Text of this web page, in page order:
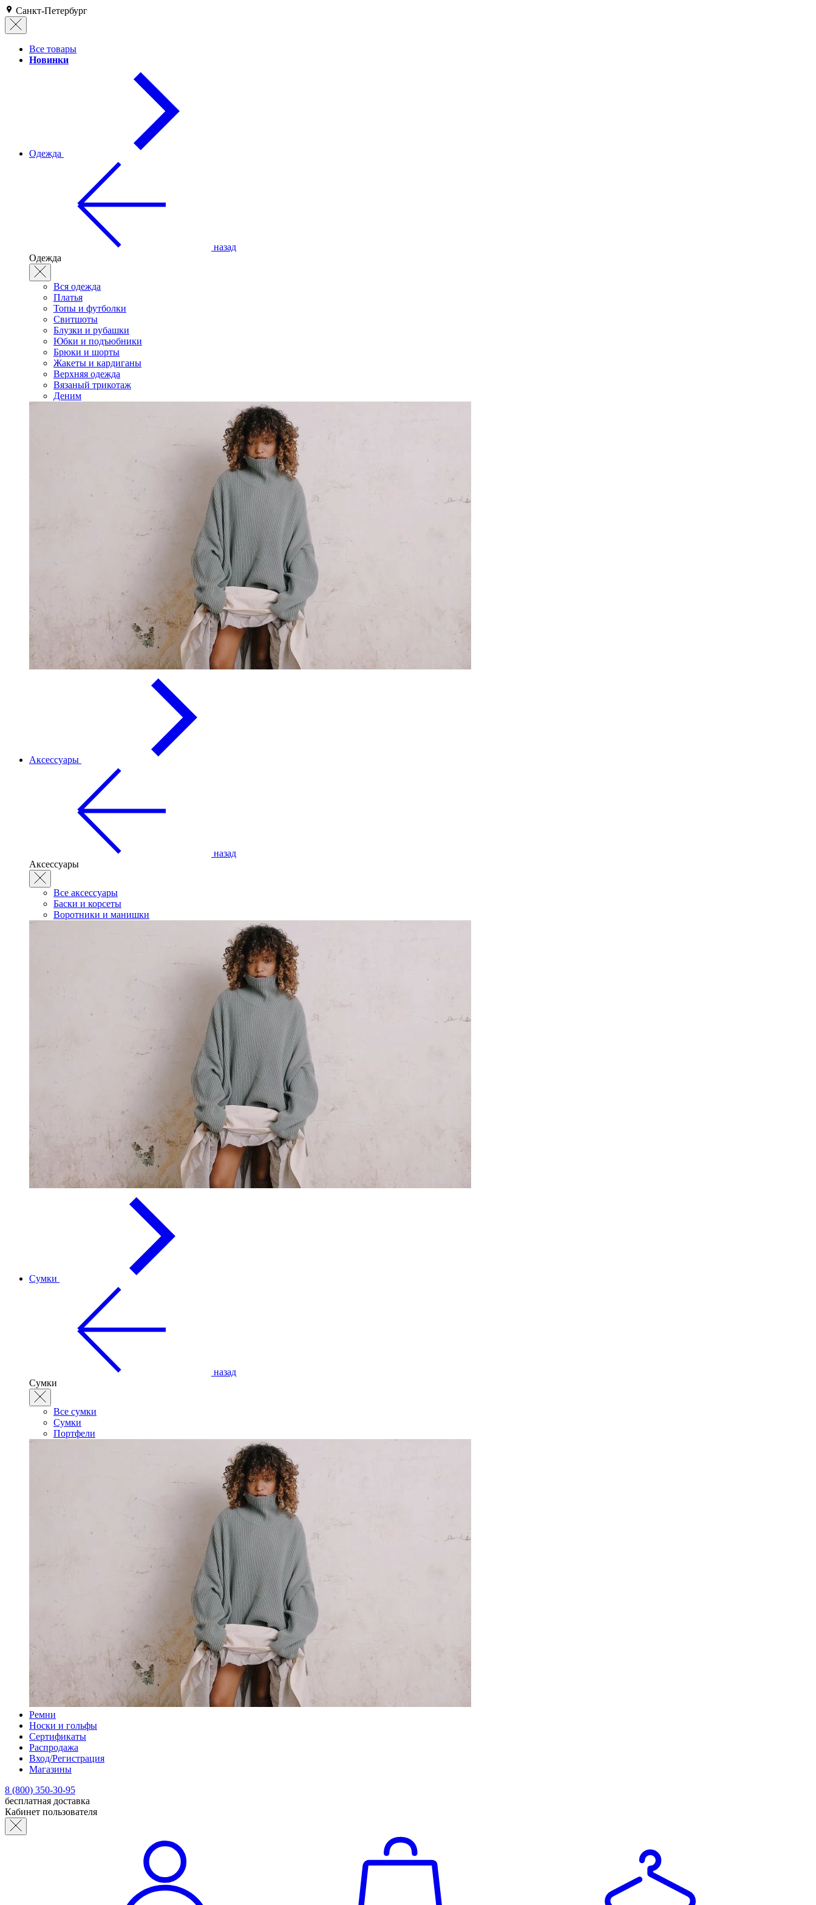
Санкт-Петербург
Все товары
Новинки
Одежда
назад
Одежда
Вся одежда
Платья
Топы и футболки
Свитшоты
Блузки и рубашки
Юбки и подъюбники
Брюки и шорты
Жакеты и кардиганы
Верхняя одежда
Вязаный трикотаж
Деним
Аксессуары
назад
Аксессуары
Все аксессуары
Баски и корсеты
Воротники и манишки
Сумки
назад
Сумки
Все сумки
Сумки
Портфели
Ремни
Носки и гольфы
Сертификаты
Распродажа
Вход/Регистрация
Магазины
8 (800) 350-30-95
бесплатная доставка
Кабинет пользователя